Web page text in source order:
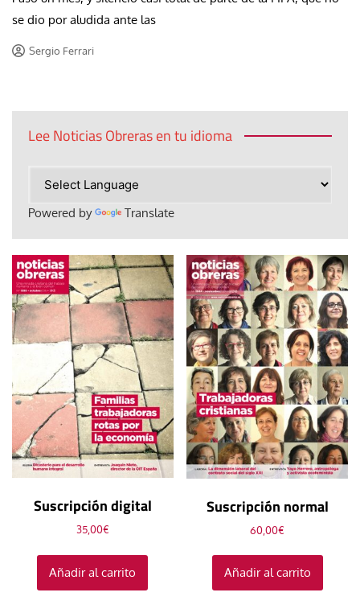
se dio por aludida ante las
Sergio Ferrari
Lee Noticias Obreras en tu idioma
Powered by Translate
Suscripción digital
35,00€
Añadir al carrito
Suscripción normal
60,00€
Añadir al carrito